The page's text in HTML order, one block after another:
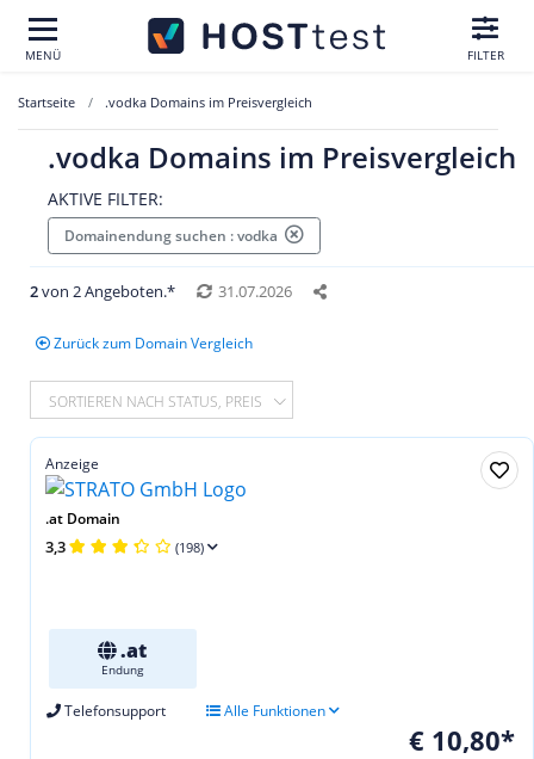
MENÜ FILTER
Startseite .vodka Domains im Preisvergleich
.vodka Domains im Preisvergleich
AKTIVE FILTER:
Domainendung suchen : vodka
2von 2 Angeboten.* 31.07.2026
Zurück zum Domain Vergleich
SORTIEREN NACH STATUS, PREIS
Anzeige
.at Domain
3,3 (198)
.at
Endung
Telefonsupport Alle Funktionen
€ 10,80*